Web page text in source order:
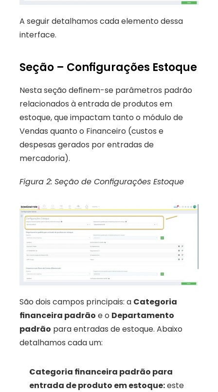
A seguir detalhamos cada elemento dessa
interface.
Seção – Configurações Estoque
Nesta seção definem-se parâmetros padrão
relacionados à entrada de produtos em
estoque, que impactam tanto o módulo de
Vendas quanto o Financeiro (custos e
despesas gerados por entradas de
mercadoria).
Figura 2: Seção de Configurações Estoque
São dois campos principais: a Categoria
financeira padrão e o Departamento
padrão para entradas de estoque. Abaixo
detalhamos cada um:
Categoria financeira padrão para
entrada de produto em estoque: este